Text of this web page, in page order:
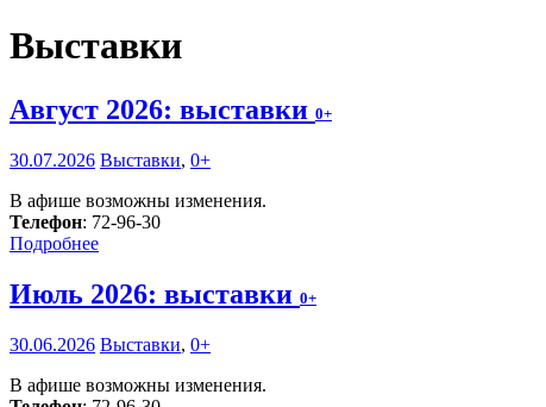
Выставки
Август 2026: выставки 0+
30.07.2026 Выставки, 0+
В афише возможны изменения.
Телефон: 72-96-30
Подробнее
Июль 2026: выставки 0+
30.06.2026 Выставки, 0+
В афише возможны изменения.